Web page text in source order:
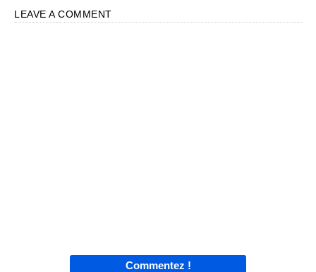
LEAVE A COMMENT
Commentez !